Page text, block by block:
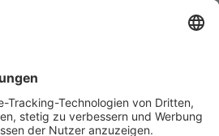
Ehlers